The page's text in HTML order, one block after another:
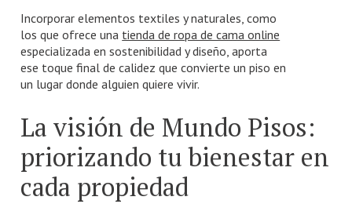
Incorporar elementos textiles y naturales, como
los que ofrece una tienda de ropa de cama online
especializada en sostenibilidad y diseño, aporta
ese toque final de calidez que convierte un piso en
un lugar donde alguien quiere vivir.
La visión de Mundo Pisos:
priorizando tu bienestar en
cada propiedad